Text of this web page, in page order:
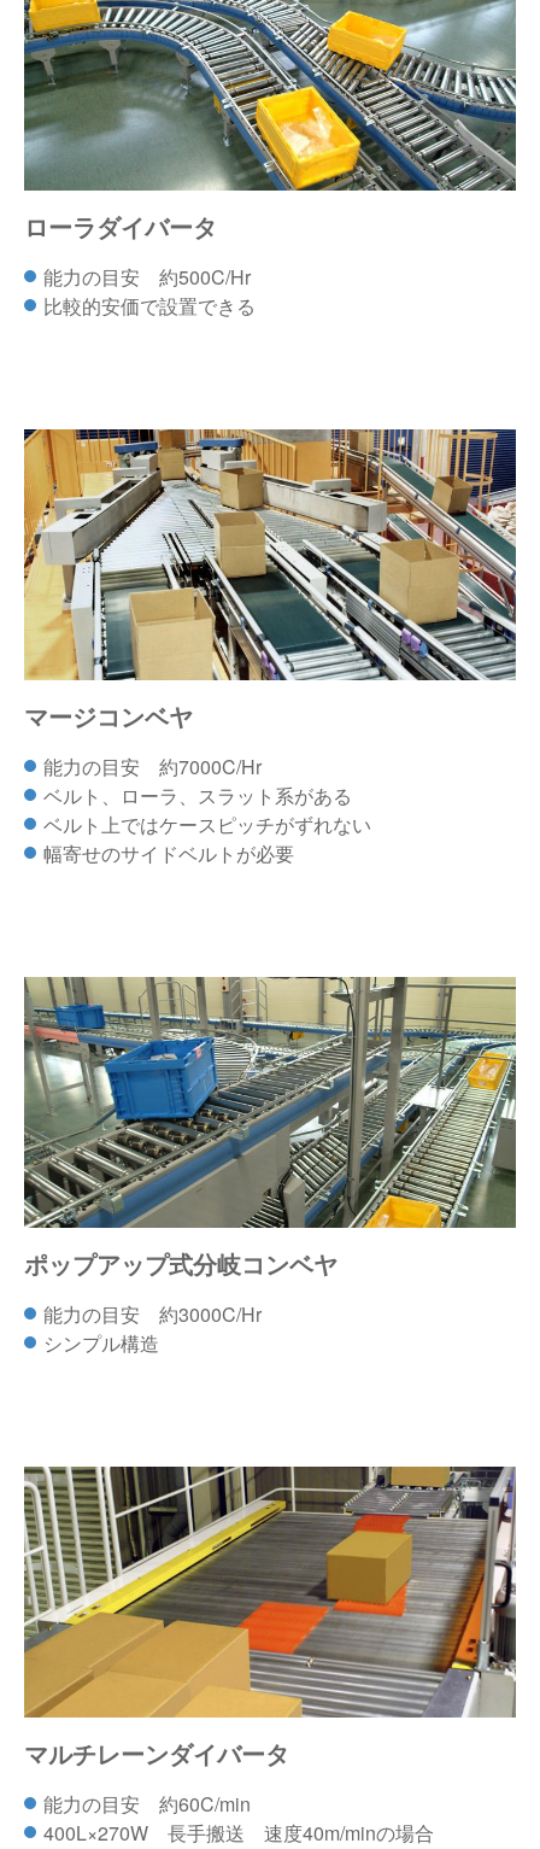
ローラダイバータ
能力の目安 約500C/Hr
比較的安価で設置できる
マージコンベヤ
能力の目安 約7000C/Hr
ベルト、ローラ、スラット系がある
ベルト上ではケースピッチがずれない
幅寄せのサイドベルトが必要
ポップアップ式分岐コンベヤ
能力の目安 約3000C/Hr
シンプル構造
マルチレーンダイバータ
能力の目安 約60C/min
400L×270W 長手搬送 速度40m/minの場合